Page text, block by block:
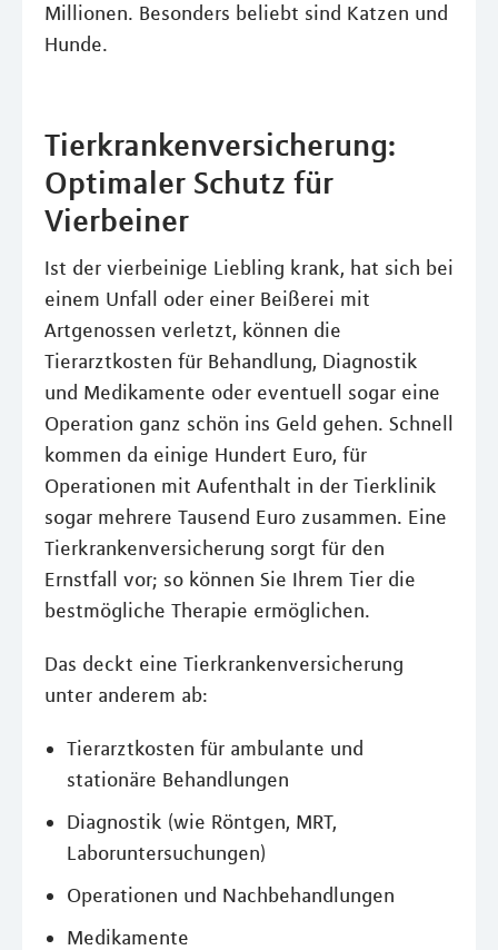
Millionen. Besonders beliebt sind Katzen und
Hunde.
Tierkrankenversicherung:
Optimaler Schutz für
Vierbeiner
Ist der vierbeinige Liebling krank, hat sich bei
einem Unfall oder einer Beißerei mit
Artgenossen verletzt, können die
Tierarztkosten für Behandlung, Diagnostik
und Medikamente oder eventuell sogar eine
Operation ganz schön ins Geld gehen. Schnell
kommen da einige Hundert Euro, für
Operationen mit Aufenthalt in der Tierklinik
sogar mehrere Tausend Euro zusammen. Eine
Tierkrankenversicherung sorgt für den
Ernstfall vor; so können Sie Ihrem Tier die
bestmögliche Therapie ermöglichen.
Das deckt eine Tierkrankenversicherung
unter anderem ab:
Tierarztkosten für ambulante und
stationäre Behandlungen
Diagnostik (wie Röntgen, MRT,
Laboruntersuchungen)
Operationen und Nachbehandlungen
Medikamente